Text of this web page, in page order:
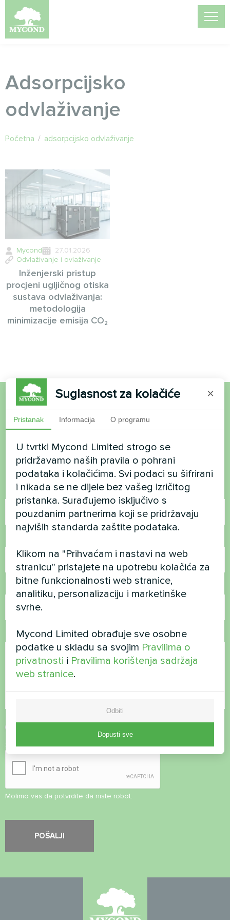
Adsorpcijsko
odvlaživanje
Početna / adsorpcijsko odvlaživanje
Mycond
27.01.2026
Odvlaživanje i ovlaživanje
Inženjerski pristup
procjeni ugljičnog otiska
sustava odvlaživanja:
metodologija
minimizacije emisija CO₂
Želite kupiti ili imate
pitanja?
Kontaktirajte nas i mi ćemo vam pomoći
Ime
E-pošta
Komentar
Sigurnosna provjera*
Molimo vas da potvrdite da niste robot.
Suglasnost za kolačiće ×
Pristanak Informacija O programu
U tvrtki Mycond Limited strogo se
pridržavamo naših pravila o pohrani
podataka i kolačićima. Svi podaci su šifrirani
i nikada se ne dijele bez vašeg izričitog
pristanka. Surađujemo isključivo s
pouzdanim partnerima koji se pridržavaju
najviših standarda zaštite podataka.
Klikom na "Prihvaćam i nastavi na web
stranicu" pristajete na upotrebu kolačića za
bitne funkcionalnosti web stranice,
analitiku, personalizaciju i marketinške
svrhe.
Mycond Limited obrađuje sve osobne
podatke u skladu sa svojim Pravilima o
privatnosti i Pravilima korištenja sadržaja
web stranice.
Odbiti
Dopusti sve